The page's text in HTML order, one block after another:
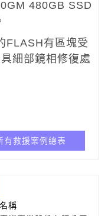
480GB SSD
FLASH有區塊受
細部鏡相修復處
有救援案例總表
稱